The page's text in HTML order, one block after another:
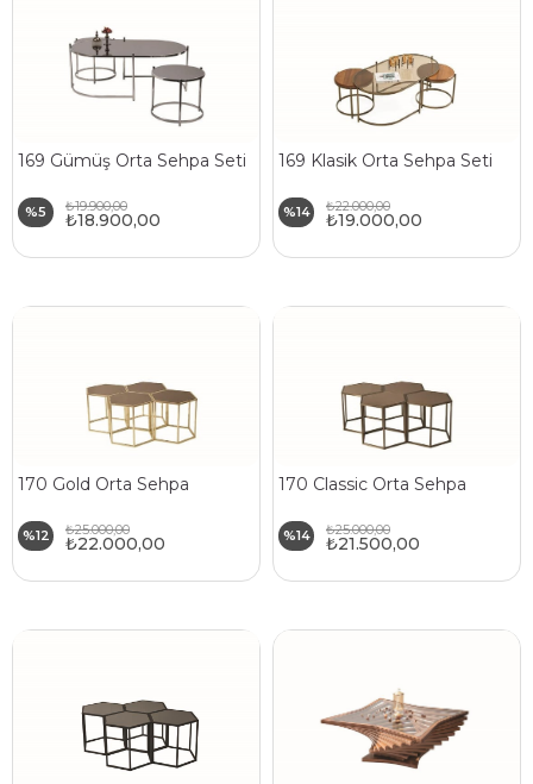
169 Gümüş Orta Sehpa Seti
%5 ₺18.900,00
₺19.900,00
169 Klasik Orta Sehpa Seti
%14 ₺19.000,00
₺22.000,00
170 Gold Orta Sehpa
%12 ₺22.000,00
₺25.000,00
170 Classic Orta Sehpa
%14 ₺21.500,00
₺25.000,00